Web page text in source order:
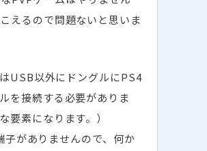
えるので問題ないと思いま
USB以外にドングルにPS4
を接続する必要がありま
要素になります。）
がありませんので、何か